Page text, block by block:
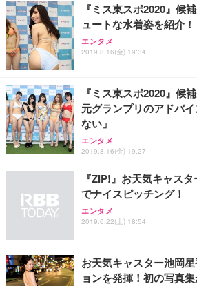
務用 おしゃれ パソコンチ
Sezlife オフィスチェア デス
ワーク チェア 強化バックレ
能 人間工学 椅子 腰サポート
務用 おしゃれ パソコンチ
ANDWINT オフィスチェア
ッシュ 通気性 ランバーサポ
ス圧無段階昇降 360度回転
ト 幅52×奥行58.5×高さ84～
￥4,139
【整備済み品】Dell
ー フルHD（1920×1080）
ort/VGA スピーカー内蔵 高
【MiniLED/24.5inch/280Hz/
HOOTER Gaming Monitor
グモニター QD 24.5インチ
像低減 (3年保証 | 輝点保証 |
￥34,980
Smart Basic(スマートベー
限定】 Smart Basic アイリ
超厚型 お徳用 ワイド 100枚
アイリスオーヤマ ペットシ
ュラー 200枚入【
￥3,731
『ミス東スポ2020』候
ュートな水着姿を紹介！
エンタメ
2019.8.16(金) 19:34
『ミス東スポ2020』候
元グランプリのアドバ
ない」
エンタメ
2019.8.16(金) 19:27
『ZIP!』お天気キャス
でナイスピッチング！
エンタメ
2019.6.22(土) 18:54
お天気キャスター池岡
ョンを発揮！初の写真